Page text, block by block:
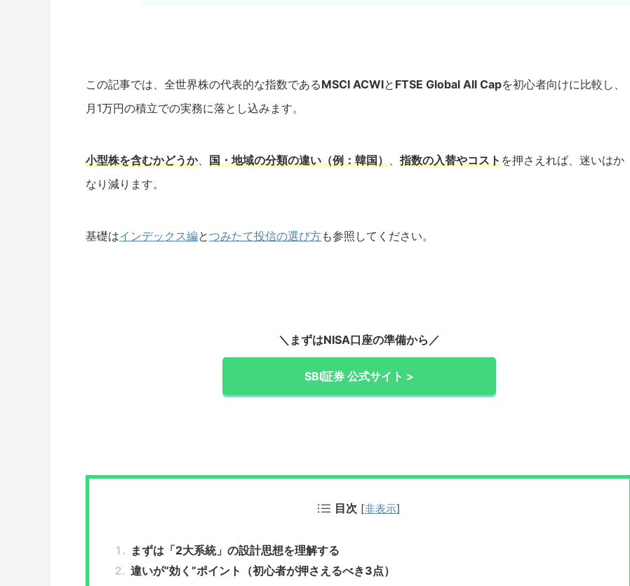
この記事では、全世界株の代表的な指数であるMSCI ACWIと FTSE Global All Capを初心者向けに比較し、
月1万円の積立での実務に落とし込みます。
小型株を含むかどうか、 国・地域の分類の違い（例：韓国）、 指数の入替やコストを押さえれば、迷いはか
なり減ります。
基礎はインデックス編とつみたて投信の選び方も参照してください。
＼まずはNISA口座の準備から／
SBI証券 公式サイト >
目次 [非表示]
まずは「2大系統」の設計思想を理解する
違いが“効く”ポイント（初心者が押さえるべき3点）